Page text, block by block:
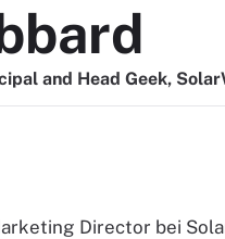
and Head Geek,
Director bei